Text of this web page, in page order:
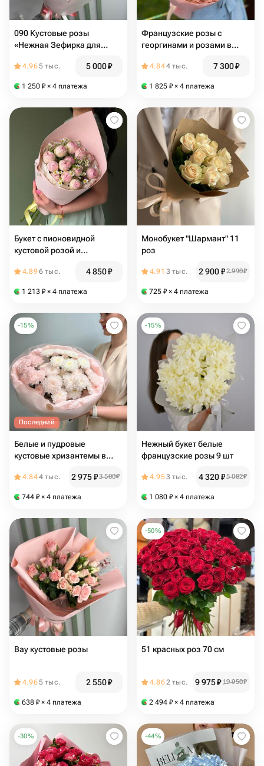
090 Кустовые розы
«Нежная Зефирка для
подруге , бабушке
4.965 тыс. 5 000₽
1 250 ₽ × 4 платежа
Французские розы с
георгинами и розами в
4.844 тыс. 7 300₽
1 825 ₽ × 4 платежа
Букет с пионовидной
кустовой розой и
4.896 тыс. 4 850₽
1 213 ₽ × 4 платежа
Монобукет "Шармант" 11
роз
4.91 3 тыс. 2 900₽2 990₽
725 ₽ × 4 платежа
-15%
Последний
Белые и пудровые
кустовые хризантемы в
4.844 тыс. 2 975₽3 500₽
744 ₽ × 4 платежа
-15%
Нежный букет белые
французские розы 9 шт
4.953 тыс. 4 320₽5 082₽
1 080 ₽ × 4 платежа
Вау кустовые розы
4.965 тыс. 2 550₽
638 ₽ × 4 платежа
-50%
51 красных роз 70 см
4.862 тыс. 9 975₽ 19 950₽
2 494 ₽ × 4 платежа
-30% -44%